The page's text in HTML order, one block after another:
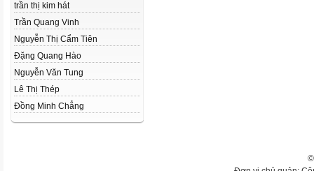
trần thị kim hát
Trần Quang Vinh
Nguyễn Thị Cẩm Tiên
Đặng Quang Hào
Nguyễn Văn Tung
Lê Thị Thép
Đồng Minh Chẳng